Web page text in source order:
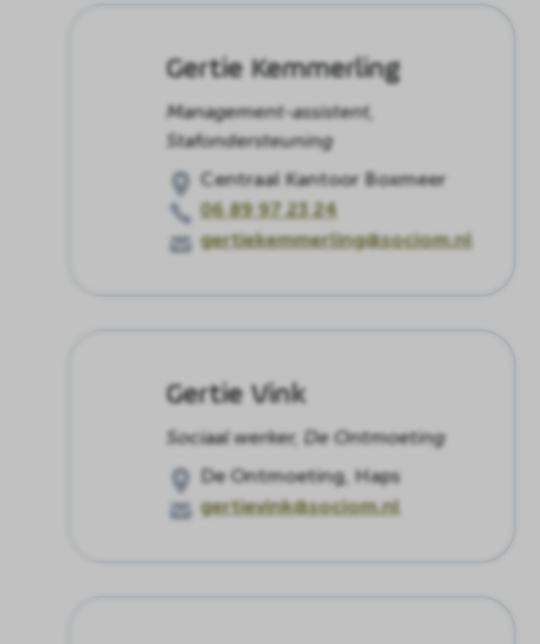
Gertie Kemmerling
Management-assistent,
Stafondersteuning
Centraal Kantoor Boxmeer
06 89 97 23 24
gertiekemmerling@sociom.nl
Gertie Vink
Sociaal werker, De Ontmoeting
De Ontmoeting, Haps
gertievink@sociom.nl